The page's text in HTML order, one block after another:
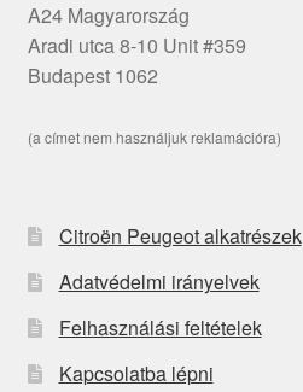
A24 Magyarország
Aradi utca 8-10 Unit #359
Budapest 1062
(a címet nem használjuk reklamációra)
Citroën Peugeot alkatrészek
Adatvédelmi irányelvek
Felhasználási feltételek
Kapcsolatba lépni